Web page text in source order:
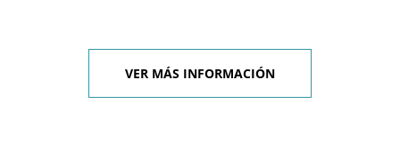
VER MÁS INFORMACIÓN